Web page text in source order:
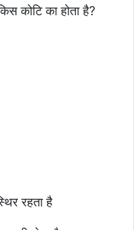
कोटि का होता है?
रहता है